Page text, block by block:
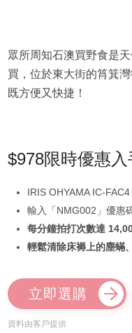
眾所周知石澳買野食是
買，位於東大街的筲箕
既方便又快捷！
$978限時優惠
IRIS OHYAMA IC-FAC4
輸入「NMG002」優惠
每分鐘拍打次數達
輕鬆清除床褥上的塵蟎
立即選購
資料由客戶提供